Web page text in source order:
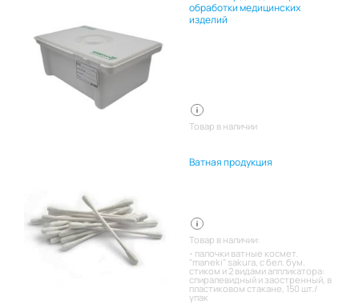
обработки медицинских
изделий
Товар в наличии
Ватная продукция
Товар в наличии:
палочки ватные космет.
"maneki" sakura, с бел. бум.
стиком и 2 видами аппликатора:
спиралевидный и заостренный, в
пластиковом стакане, 150 шт./
упак